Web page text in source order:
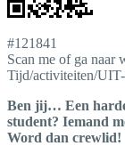
#121841
Scan me of ga naar
Tijd/activiteiten/
Ben jij… Een
student? Iemand
Word dan crewlid!